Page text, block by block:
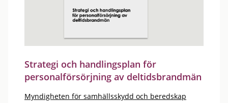
Strategi och handlingsplan för
personalförsörjning av deltidsbrandmän
Myndigheten för samhällsskydd och beredskap